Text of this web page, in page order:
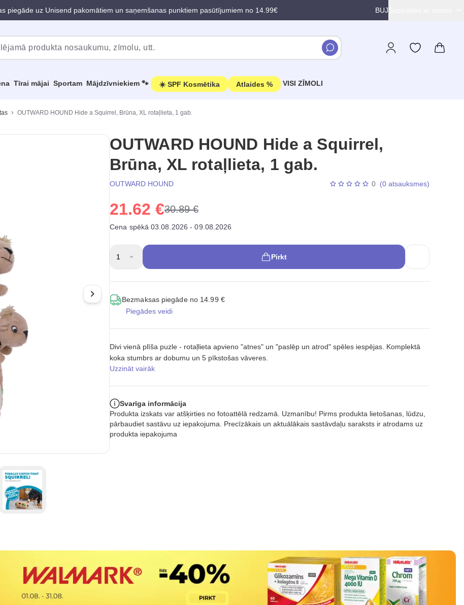
piegāde uz Unisend pakomātiem un saņemšanas punktiem pasūtījumiem no 14.99€ BUJ
Tīrai mājai Sportam Mājdzīvniekiem 🐾 ☀️ SPF Kosmētika Atlaides % VISI ZĪMOLI
OUTWARD HOUND Hide a Squirrel, Brūna, XL rotaļlieta, 1 gab.
OUTWARD HOUND Hide a Squirrel,
Brūna, XL rotaļlieta, 1 gab.
OUTWARD HOUND 0 (0 atsauksmes)
21.62 €30.89 €
Cena spēkā 03.08.2026 - 09.08.2026
1 Pirkt
Bezmaksas piegāde no 14.99 €
Piegādes veidi
Divi vienā plīša puzle - rotaļlieta apvieno "atnes" un "paslēp un atrod" spēles iespējas. Komplektā
koka stumbrs ar dobumu un 5 pīkstošas vāveres.
Uzzināt vairāk
Svarīga informācija
Produkta izskats var atšķirties no fotoattēlā redzamā. Uzmanību! Pirms produkta lietošanas, lūdzu,
pārbaudiet sastāvu uz iepakojuma. Precīzākais un aktuālākais sastāvdaļu saraksts ir atrodams uz
produkta iepakojuma